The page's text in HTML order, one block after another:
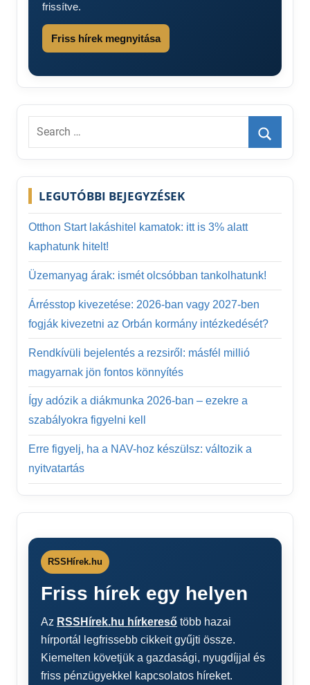
frissítve.
Friss hírek megnyitása
Search
Search
LEGUTÓBBI BEJEGYZÉSEK
Otthon Start lakáshitel kamatok: itt is 3% alatt
kaphatunk hitelt!
Üzemanyag árak: ismét olcsóbban tankolhatunk!
Árrésstop kivezetése: 2026-ban vagy 2027-ben
fogják kivezetni az Orbán kormány intézkedését?
Rendkívüli bejelentés a rezsiről: másfél millió
magyarnak jön fontos könnyítés
Így adózik a diákmunka 2026-ban – ezekre a
szabályokra figyelni kell
Erre figyelj, ha a NAV-hoz készülsz: változik a
nyitvatartás
RSSHírek.hu
Friss hírek egy helyen
Az RSSHírek.hu hírkereső több hazai
hírportál legfrissebb cikkeit gyűjti össze.
Kiemelten követjük a gazdasági, nyugdíjjal és
friss pénzügyekkel kapcsolatos híreket.